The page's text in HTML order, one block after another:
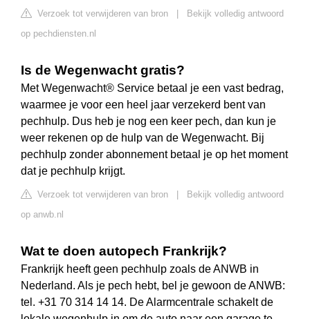
Verzoek tot verwijderen van bron
Bekijk volledig antwoord
op pechdiensten.nl
Is de Wegenwacht gratis?
Met Wegenwacht® Service betaal je een vast bedrag,
waarmee je voor een heel jaar verzekerd bent van
pechhulp. Dus heb je nog een keer pech, dan kun je
weer rekenen op de hulp van de Wegenwacht. Bij
pechhulp zonder abonnement betaal je op het moment
dat je pechhulp krijgt.
Verzoek tot verwijderen van bron
Bekijk volledig antwoord
op anwb.nl
Wat te doen autopech Frankrijk?
Frankrijk heeft geen pechhulp zoals de ANWB in
Nederland. Als je pech hebt, bel je gewoon de ANWB:
tel. +31 70 314 14 14. De Alarmcentrale schakelt de